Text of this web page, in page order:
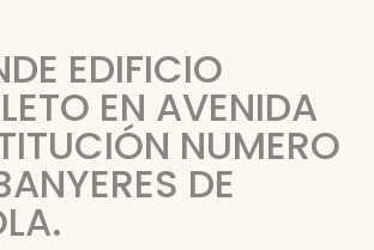
EDIFICIO
EN AVENIDA
NUMERO
DE